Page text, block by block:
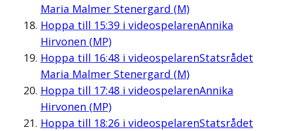
Maria Malmer Stenergard (M)
Hoppa till 15:39i videospelarenAnnika
Hirvonen (MP)
Hoppa till 16:48i videospelarenStatsrådet
Maria Malmer Stenergard (M)
Hoppa till 17:48i videospelarenAnnika
Hirvonen (MP)
Hoppa till 18:26i videospelarenStatsrådet